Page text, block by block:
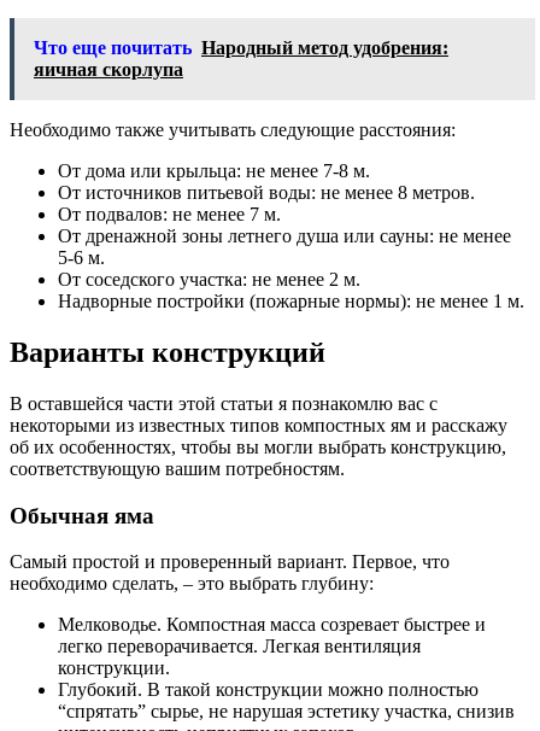
Что еще почитать Народный метод удобрения:
яичная скорлупа
Необходимо также учитывать следующие расстояния:
От дома или крыльца: не менее 7-8 м.
От источников питьевой воды: не менее 8 метров.
От подвалов: не менее 7 м.
От дренажной зоны летнего душа или сауны: не менее
5-6 м.
От соседского участка: не менее 2 м.
Надворные постройки (пожарные нормы): не менее 1 м.
Варианты конструкций
В оставшейся части этой статьи я познакомлю вас с
некоторыми из известных типов компостных ям и расскажу
об их особенностях, чтобы вы могли выбрать конструкцию,
соответствующую вашим потребностям.
Обычная яма
Самый простой и проверенный вариант. Первое, что
необходимо сделать, – это выбрать глубину:
Мелководье. Компостная масса созревает быстрее и
легко переворачивается. Легкая вентиляция
конструкции.
Глубокий. В такой конструкции можно полностью
“спрятать” сырье, не нарушая эстетику участка, снизив